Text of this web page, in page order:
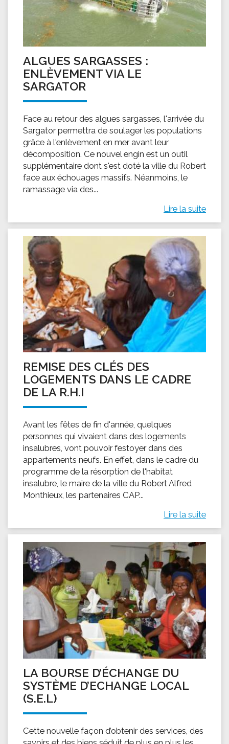
ALGUES SARGASSES :
ENLÈVEMENT VIA LE
SARGATOR
Face au retour des algues sargasses, l'arrivée du
Sargator permettra de soulager les populations
grâce à l'enlèvement en mer avant leur
décomposition. Ce nouvel engin est un outil
supplémentaire dont s'est doté la ville du Robert
face aux échouages massifs. Néanmoins, le
ramassage via des...
Lire la suite
REMISE DES CLÉS DES
LOGEMENTS DANS LE CADRE
DE LA R.H.I
Avant les fêtes de fin d'année, quelques
personnes qui vivaient dans des logements
insalubres, vont pouvoir festoyer dans des
appartements neufs. En effet, dans le cadre du
programme de la résorption de l'habitat
insalubre, le maire de la ville du Robert Alfred
Monthieux, les partenaires CAP...
Lire la suite
LA BOURSE D’ÉCHANGE DU
SYSTÈME D’ECHANGE LOCAL
(S.E.L)
Cette nouvelle façon d’obtenir des services, des